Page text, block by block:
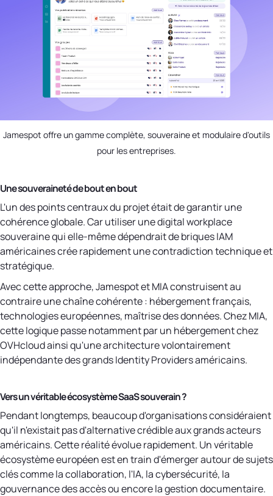
Jamespot offre un gamme complète, souveraine et modulaire d'outils
pour les entreprises.
Une souveraineté de bout en bout
L'un des points centraux du projet était de garantir une
cohérence globale. Car utiliser une digital workplace
souveraine qui elle-même dépendrait de briques IAM
américaines crée rapidement une contradiction technique et
stratégique.
Avec cette approche, Jamespot et MIA construisent au
contraire une chaîne cohérente : hébergement français,
technologies européennes, maîtrise des données. Chez MIA,
cette logique passe notamment par un hébergement chez
OVHcloud ainsi qu'une architecture volontairement
indépendante des grands Identity Providers américains.
Vers un véritable écosystème SaaS souverain ?
Pendant longtemps, beaucoup d'organisations considéraient
qu'il n'existait pas d'alternative crédible aux grands acteurs
américains. Cette réalité évolue rapidement. Un véritable
écosystème européen est en train d'émerger autour de sujets
clés comme la collaboration, l'IA, la cybersécurité, la
gouvernance des accès ou encore la gestion documentaire.